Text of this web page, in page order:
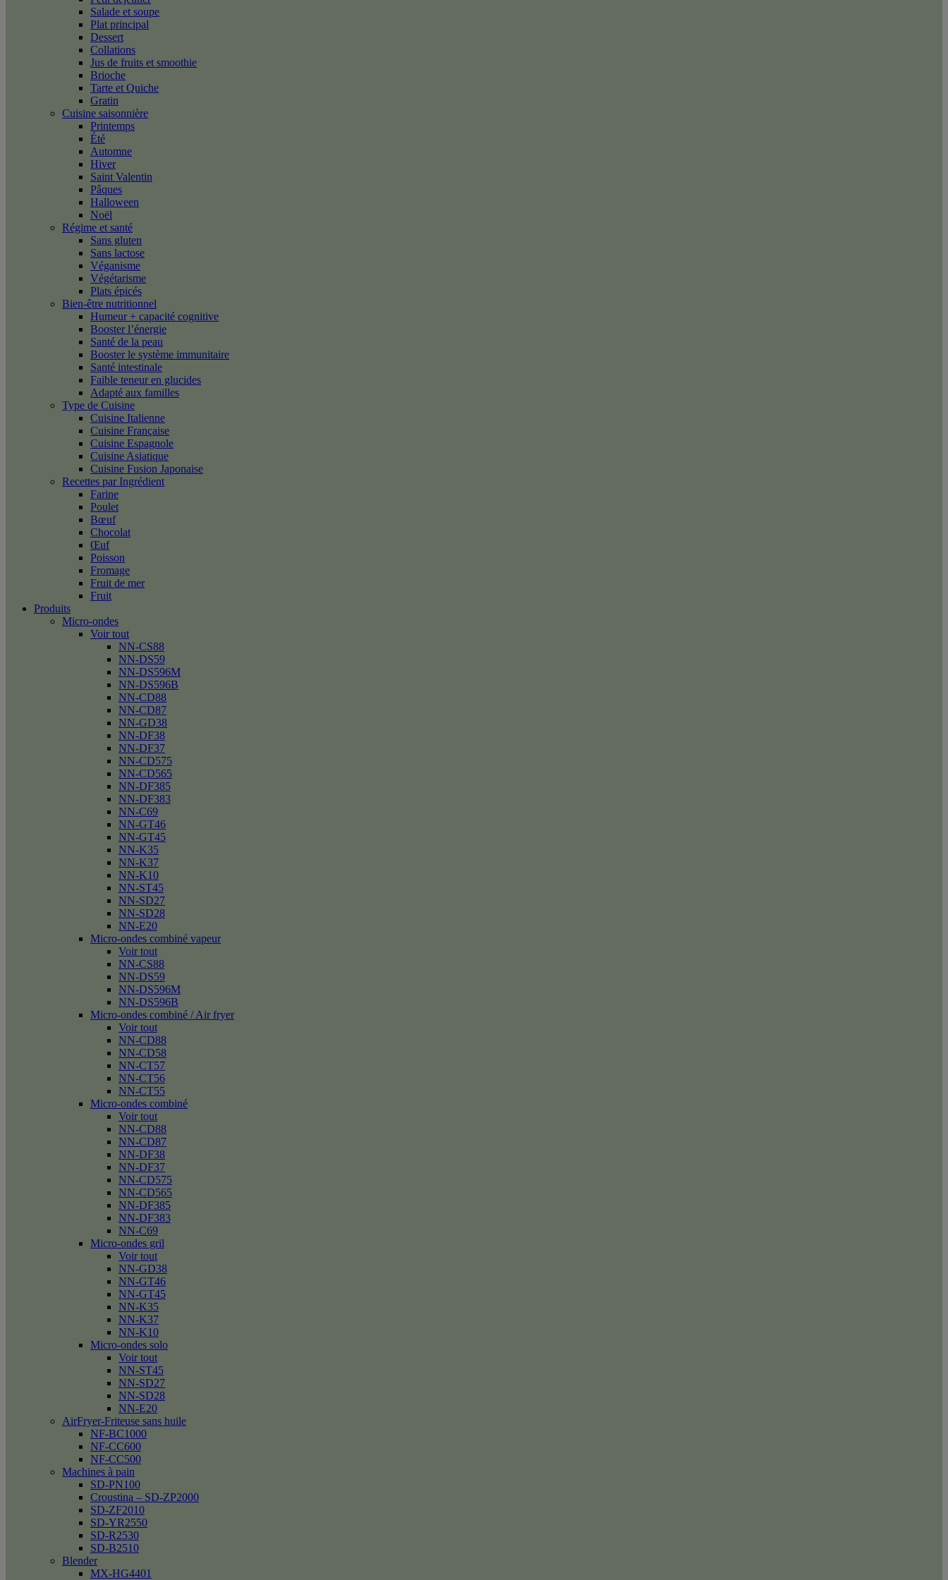
Salade et soupe
Plat principal
Dessert
Collations
Jus de fruits et smoothie
Brioche
Tarte et Quiche
Gratin
Cuisine saisonnière
Printemps
Été
Automne
Hiver
Saint Valentin
Pâques
Halloween
Noël
Régime et santé
Sans gluten
Sans lactose
Véganisme
Végétarisme
Plats épicés
Bien-être nutritionnel
Humeur + capacité cognitive
Booster l’énergie
Santé de la peau
Booster le système immunitaire
Santé intestinale
Faible teneur en glucides
Adapté aux familles
Type de Cuisine
Cuisine Italienne
Cuisine Française
Cuisine Espagnole
Cuisine Asiatique
Cuisine Fusion Japonaise
Recettes par Ingrédient
Farine
Poulet
Bœuf
Chocolat
Œuf
Poisson
Fromage
Fruit de mer
Fruit
Produits
Micro-ondes
Voir tout
NN-CS88
NN-DS59
NN-DS596M
NN-DS596B
NN-CD88
NN-CD87
NN-GD38
NN-DF38
NN-DF37
NN-CD575
NN-CD565
NN-DF385
NN-DF383
NN-C69
NN-GT46
NN-GT45
NN-K35
NN-K37
NN-K10
NN-ST45
NN-SD27
NN-SD28
NN-E20
Micro-ondes combiné vapeur
Voir tout
NN-CS88
NN-DS59
NN-DS596M
NN-DS596B
Micro-ondes combiné / Air fryer
Voir tout
NN-CD88
NN-CD58
NN-CT57
NN-CT56
NN-CT55
Micro-ondes combiné
Voir tout
NN-CD88
NN-CD87
NN-DF38
NN-DF37
NN-CD575
NN-CD565
NN-DF385
NN-DF383
NN-C69
Micro-ondes gril
Voir tout
NN-GD38
NN-GT46
NN-GT45
NN-K35
NN-K37
NN-K10
Micro-ondes solo
Voir tout
NN-ST45
NN-SD27
NN-SD28
NN-E20
AirFryer-Friteuse sans huile
NF-BC1000
NF-CC600
NF-CC500
Machines à pain
SD-PN100
Croustina – SD-ZP2000
SD-ZF2010
SD-YR2550
SD-R2530
SD-B2510
Blender
MX-HG4401